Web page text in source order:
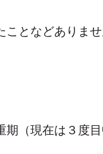
ことなどありま
期（現在は３度